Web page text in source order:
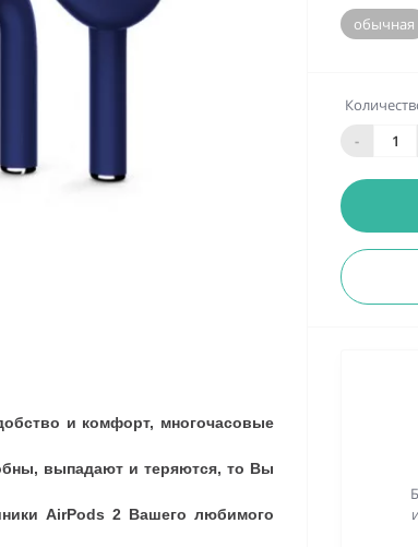
и комфорт, многочасовые
выпадают и теряются, то Вы
AirPods 2 Вашего любимого
обычная
-